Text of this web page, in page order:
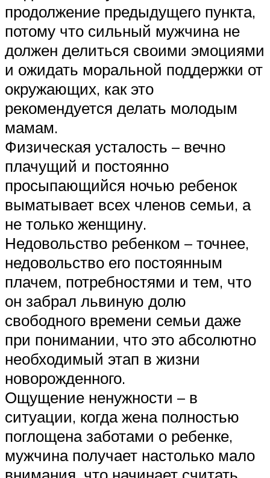
продолжение предыдущего пункта,
потому что сильный мужчина не
должен делиться своими эмоциями
и ожидать моральной поддержки от
окружающих, как это
рекомендуется делать молодым
мамам.
Физическая усталость – вечно
плачущий и постоянно
просыпающийся ночью ребенок
выматывает всех членов семьи, а
не только женщину.
Недовольство ребенком – точнее,
недовольство его постоянным
плачем, потребностями и тем, что
он забрал львиную долю
свободного времени семьи даже
при понимании, что это абсолютно
необходимый этап в жизни
новорожденного.
Ощущение ненужности – в
ситуации, когда жена полностью
поглощена заботами о ребенке,
мужчина получает настолько мало